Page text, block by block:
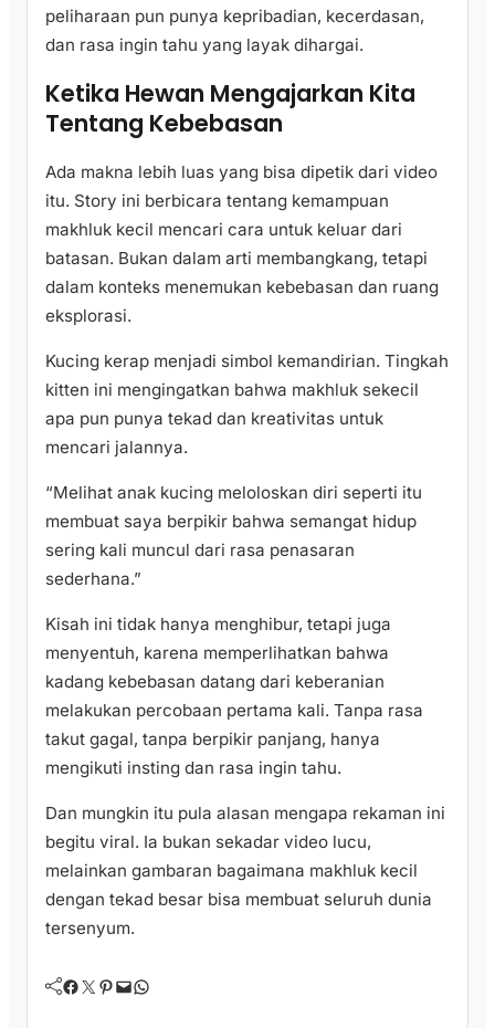
peliharaan pun punya kepribadian, kecerdasan,
dan rasa ingin tahu yang layak dihargai.
Ketika Hewan Mengajarkan Kita
Tentang Kebebasan
Ada makna lebih luas yang bisa dipetik dari video
itu. Story ini berbicara tentang kemampuan
makhluk kecil mencari cara untuk keluar dari
batasan. Bukan dalam arti membangkang, tetapi
dalam konteks menemukan kebebasan dan ruang
eksplorasi.
Kucing kerap menjadi simbol kemandirian. Tingkah
kitten ini mengingatkan bahwa makhluk sekecil
apa pun punya tekad dan kreativitas untuk
mencari jalannya.
“Melihat anak kucing meloloskan diri seperti itu
membuat saya berpikir bahwa semangat hidup
sering kali muncul dari rasa penasaran
sederhana.”
Kisah ini tidak hanya menghibur, tetapi juga
menyentuh, karena memperlihatkan bahwa
kadang kebebasan datang dari keberanian
melakukan percobaan pertama kali. Tanpa rasa
takut gagal, tanpa berpikir panjang, hanya
mengikuti insting dan rasa ingin tahu.
Dan mungkin itu pula alasan mengapa rekaman ini
begitu viral. Ia bukan sekadar video lucu,
melainkan gambaran bagaimana makhluk kecil
dengan tekad besar bisa membuat seluruh dunia
tersenyum.
Facebook Twitter Pinterest Mail WhatsApp